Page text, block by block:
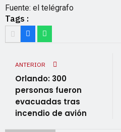
Fuente: el telégrafo
Tags :
ANTERIOR
Orlando: 300
personas fueron
evacuadas tras
incendio de avión